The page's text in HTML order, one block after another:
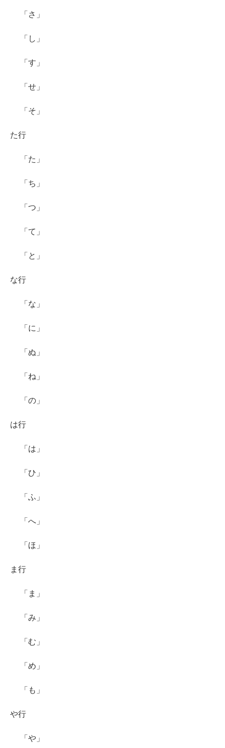
「さ」
「し」
「す」
「せ」
「そ」
た行
「た」
「ち」
「つ」
「て」
「と」
な行
「な」
「に」
「ぬ」
「ね」
「の」
は行
「は」
「ひ」
「ふ」
「へ」
「ほ」
ま行
「ま」
「み」
「む」
「め」
「も」
や行
「や」